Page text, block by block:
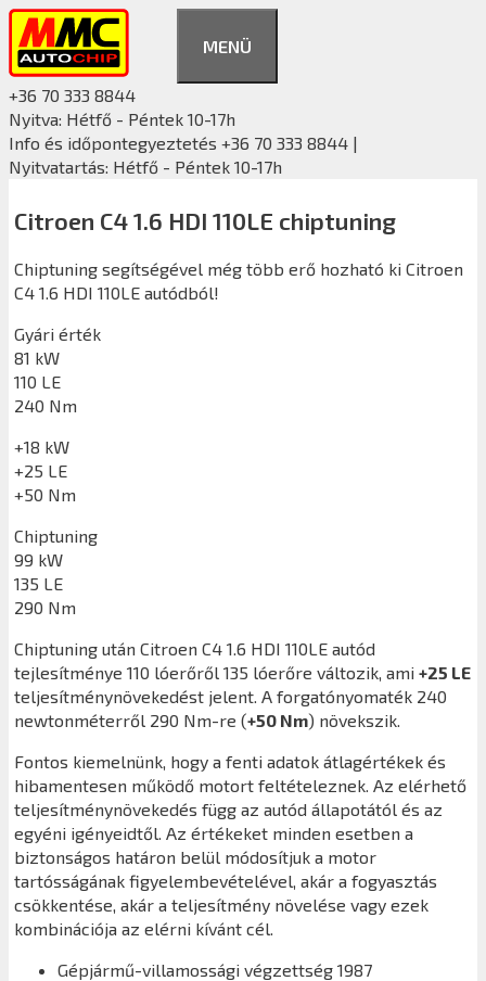
Kilépés
tartalomba
MENÜ
+36 70 333 8844
Nyitva: Hétfő - Péntek 10-17h
Info és időpontegyeztetés +36 70 333 8844 |
Nyitvatartás: Hétfő - Péntek 10-17h
Citroen C4 1.6 HDI 110LE chiptuning
Chiptuning segítségével még több erő hozható ki Citroen
C4 1.6 HDI 110LE autódból!
Gyári érték
81 kW
110 LE
240 Nm
+18 kW
+25 LE
+50 Nm
Chiptuning
99 kW
135 LE
290 Nm
Chiptuning után Citroen C4 1.6 HDI 110LE autód
tejlesítménye 110 lóerőről 135 lóerőre változik, ami +25 LE
teljesítménynövekedést jelent. A forgatónyomaték 240
newtonméterről 290 Nm-re (+50 Nm) növekszik.
Fontos kiemelnünk, hogy a fenti adatok átlagértékek és
hibamentesen működő motort feltételeznek. Az elérhető
teljesítménynövekedés függ az autód állapotától és az
egyéni igényeidtől. Az értékeket minden esetben a
biztonságos határon belül módosítjuk a motor
tartósságának figyelembevételével, akár a fogyasztás
csökkentése, akár a teljesítmény növelése vagy ezek
kombinációja az elérni kívánt cél.
Gépjármű-villamossági végzettség 1987